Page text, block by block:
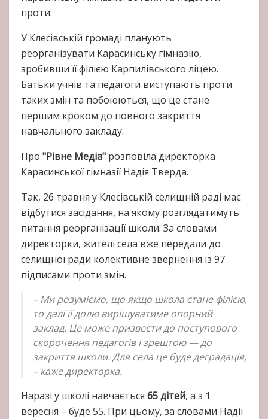
проти.
У Клесівській громаді планують
реорганізувати Карасинську гімназію,
зробивши її філією Карпилівського ліцею.
Батьки учнів та педагоги виступають проти
таких змін та побоюються, що це стане
першим кроком до повного закриття
навчального закладу.
Про "Рівне Медіа" розповіла директорка
Карасинської гімназії Надія Тверда.
Так, 26 травня у Клесівській селищній раді має
відбутися засідання, на якому розглядатимуть
питання реорганізації школи. За словами
директорки, жителі села вже передали до
селищної ради колективне звернення із 97
підписами проти змін.
– Ми розуміємо, що якщо школа стане філією,
то далі її долю вирішуватиме опорний
заклад. Це може призвести до поступового
скорочення педагогів і зрештою — до
закриття школи. Для села це буде деградація,
– каже директорка.
Наразі у школі навчається 65 дітей, а з 1
вересня – буде 55. При цьому, за словами Надії